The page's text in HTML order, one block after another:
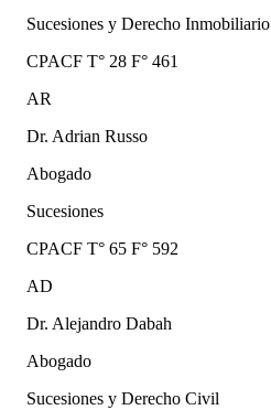
Sucesiones y Derecho Inmobiliario
CPACF T° 28 F° 461
AR
Dr. Adrian Russo
Abogado
Sucesiones
CPACF T° 65 F° 592
AD
Dr. Alejandro Dabah
Abogado
Sucesiones y Derecho Civil